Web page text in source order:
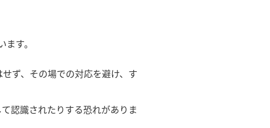
す。
ず、その場での対応を避け、す
認識されたりする恐れがありま